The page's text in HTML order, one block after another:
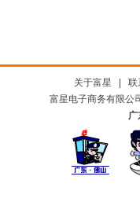
关于富星
联
富星电子商务有限公